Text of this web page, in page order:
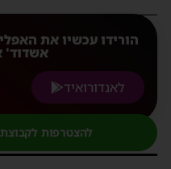
הורידו עכשיו את
אשדוד'
לאנדורואיד
להצטרפות לקבוצת